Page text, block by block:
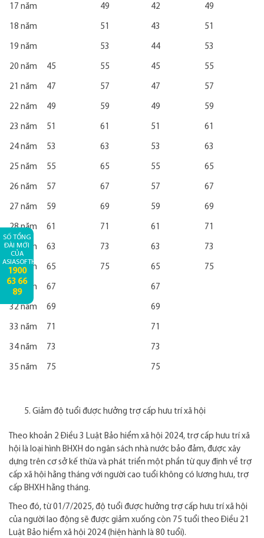
17 năm 49 42 49
18 năm 51 43 51
19 năm 53 44 53
20 năm 45 55 45 55
21 năm 47 57 47 57
22 năm 49 59 49 59
23 năm 51 61 51 61
24 năm 53 63 53 63
25 năm 55 65 55 65
26 năm 57 67 57 67
27 năm 59 69 59 69
28 năm 61 71 61 71
29 năm 63 73 63 73
30 năm 65 75 65 75
31 năm 67 67
32 năm 69 69
33 năm 71 71
34 năm 73 73
35 năm 75 75
Giảm độ tuổi được hưởng trợ cấp hưu trí xã hội
Theo khoản 2 Điều 3 Luật Bảo hiểm xã hội 2024, trợ cấp hưu trí xã
hội là loại hình BHXH do ngân sách nhà nước bảo đảm, được xây
dựng trên cơ sở kế thừa và phát triển một phần từ quy định về trợ
cấp xã hội hằng tháng với người cao tuổi không có lương hưu, trợ
cấp BHXH hằng tháng.
Theo đó, từ 01/7/2025, độ tuổi được hưởng trợ cấp hưu trí xã hội
của người lao động sẽ được giảm xuống còn 75 tuổi theo Điều 21
Luật Bảo hiểm xã hội 2024 (hiện hành là 80 tuổi).
SỐ TỔNG
ĐÀI MỚI
CỦA
ASIASOFTHCM:
1900
63 66
89